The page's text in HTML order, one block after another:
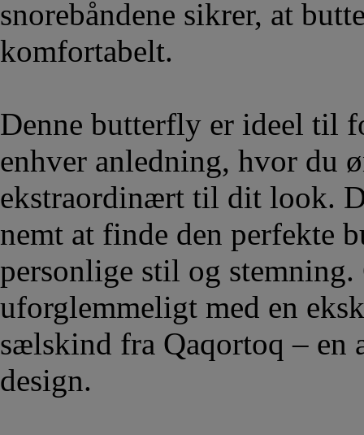
snorebåndene sikrer, at
komfortabelt.
Denne butterfly er ideel til
enhver anledning, hvor du
ekstraordinært til dit look.
nemt at finde den perfekte
personlige stil og
uforglemmeligt med en
sælskind fra Qaqortoq –
design.